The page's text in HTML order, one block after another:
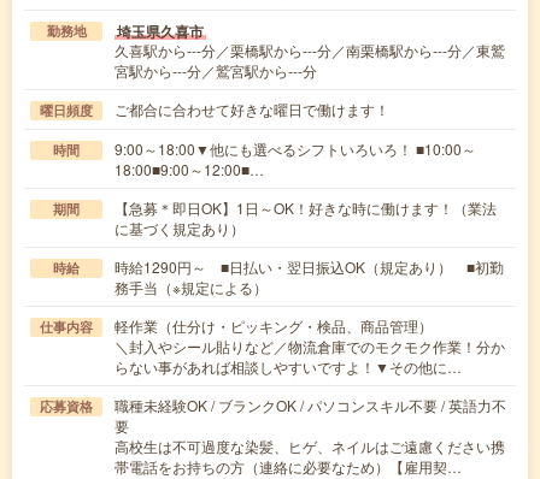
勤務地 埼玉県久喜市
久喜駅から---分／栗橋駅から---分／南栗橋駅から---分／東鷲
宮駅から---分／鷲宮駅から---分
曜日頻度 ご都合に合わせて好きな曜日で働けます！
時間
9:00～18:00▼他にも選べるシフトいろいろ！ ■10:00～
18:00■9:00～12:00■…
期間
【急募＊即日OK】1日～OK！好きな時に働けます！（業法
に基づく規定あり）
時給
時給1290円～ ■日払い・翌日振込OK（規定あり） ■初勤
務手当（※規定による）
仕事内容
軽作業（仕分け・ピッキング・検品、商品管理）
＼封入やシール貼りなど／物流倉庫でのモクモク作業！分か
らない事があれば相談しやすいですよ！▼その他に…
応募資格
職種未経験OK / ブランクOK / パソコンスキル不要 / 英語力不
要
高校生は不可過度な染髪、ヒゲ、ネイルはご遠慮ください携
帯電話をお持ちの方（連絡に必要なため）【雇用契…